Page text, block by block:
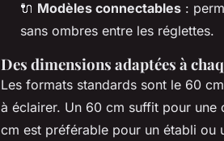
🔌 Modèles connectables :
sans ombres entre les réglettes.
Des dimensions adaptées à
Les formats standards sont le 60
à éclairer. Un 60 cm suffit pour une
cm est préférable pour un établi ou